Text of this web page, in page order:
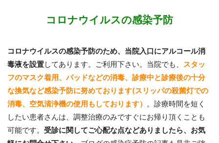
コロナウイルスの感染予防
コロナウイルスの感染予防のため、当院入口にアルコール消
毒液を設置してあります。ご利用下さい。当院でも、 スタッ
フのマスク着用、パッドなどの消毒、診療中と診療後の十分
な換気など感染予防に努めております(スリッパの殺菌灯での
消毒、空気清浄機の使用もしております） 。診療時間を短く
したい患者さんは、調整治療のみですぐにお帰り頂くことも
可能です。 受診に関してご心配な点などありましたら、お気